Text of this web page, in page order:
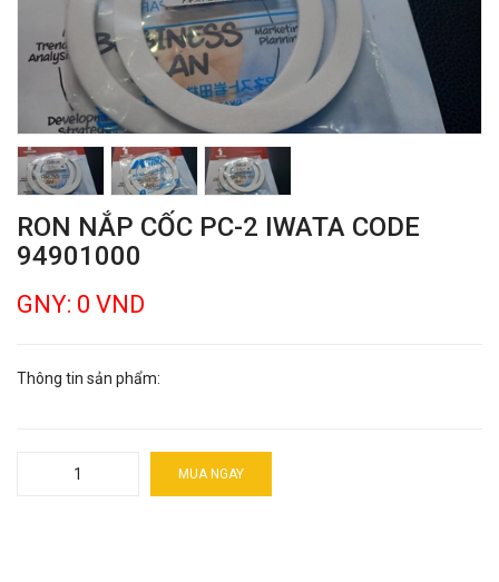
RON NẮP CỐC PC-2 IWATA CODE
94901000
GNY: 0 VND
Thông tin sản phẩm:
MUA NGAY